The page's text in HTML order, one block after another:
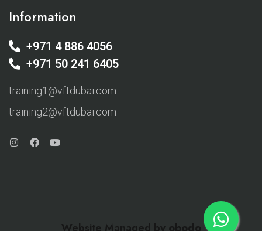
Information
+971 4 886 4056
+971 50 241 6405
training1@vftdubai.com
training2@vftdubai.com
Website Managed by obodo